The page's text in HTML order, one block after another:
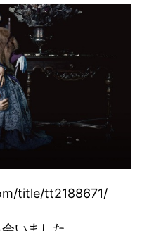
title/tt2188671/